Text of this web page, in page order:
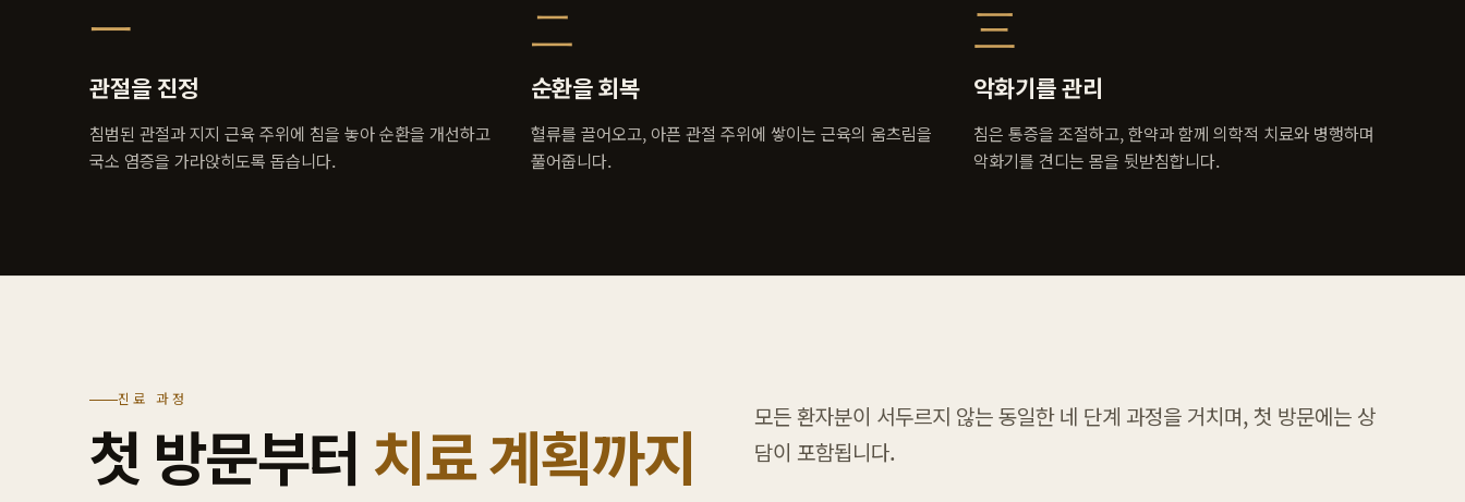
一
관절을 진정
침범된 관절과 지지 근육 주위에 침을 놓아 순환을 개선하고
국소 염증을 가라앉히도록 돕습니다.
二
순환을 회복
혈류를 끌어오고, 아픈 관절 주위에 쌓이는 근육의 움츠림을
풀어줍니다.
三
악화기를 관리
침은 통증을 조절하고, 한약과 함께 의학적 치료와 병행하며
악화기를 견디는 몸을 뒷받침합니다.
진료 과정
첫 방문부터 치료 계획까지
모든 환자분이 서두르지 않는 동일한 네 단계 과정을 거치며, 첫 방문에는 상
담이 포함됩니다.